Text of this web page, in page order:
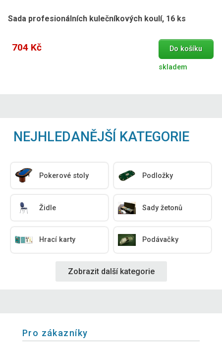
Sada profesionálních kulečníkových koulí, 16 ks
704 Kč Do košíku
skladem
NEJHLEDANĚJŠÍ KATEGORIE
Pokerové stoly Podložky
Židle Sady žetonů
Hrací karty Podávačky
Zobrazit další kategorie
Pro zákazníky